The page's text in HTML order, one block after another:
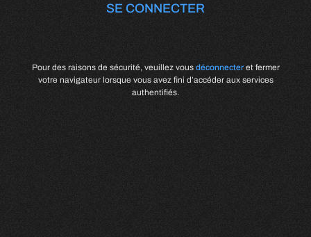
SE CONNECTER
Pour des raisons de sécurité, veuillez vous déconnecteret fermer
votre navigateur lorsque vous avez fini d’accéder aux services
authentifiés.